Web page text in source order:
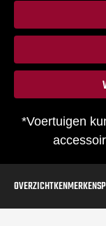
*Voertuigen
OVERZICHTKENMERKEN